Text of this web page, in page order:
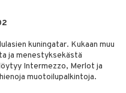
kuningatar. Kukaan muu
ja menestyksekästä
Intermezzo, Merlot ja
muotoilupalkintoja.